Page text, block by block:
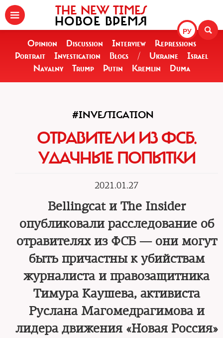
РУ
THE NEW TIMES
НОВОЕ ВРЕМЯ
Opinion Discussion Interview
Repressions
Portrait
Investigation Blogs / Ukraine
Israel
Navalny
Trump Putin Kremlin Duma
#INVESTIGATION
ОТРАВИТЕЛИ ИЗ ФСБ.
УДАЧНЫЕ ПОПЫТКИ
2021.01.27
Bellingcat и The Insider
опубликовали расследование об
отравителях из ФСБ — они могут
быть причастны к убийствам
журналиста и правозащитника
Тимура Каушева, активиста
Руслана Магомедрагимова и
лидера движения «Новая Россия»